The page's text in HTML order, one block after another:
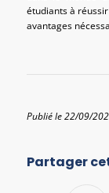
étudiants à
avantages
Publié le 22/09/
Partager